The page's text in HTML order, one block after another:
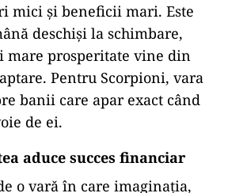
mici și beneficii mari. Este
deschiși la schimbare,
mare prosperitate vine din
Pentru Scorpioni, vara
banii care apar exact când
de ei.
aduce succes financiar
o vară în care imaginația,